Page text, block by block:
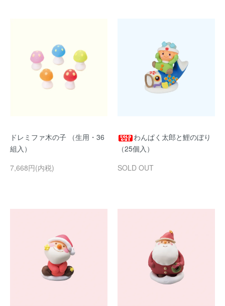
ドレミファ木の子 （生用・36
組入）
7,668円(内税)
わんぱく太郎と鯉のぼり
（25個入）
SOLD OUT